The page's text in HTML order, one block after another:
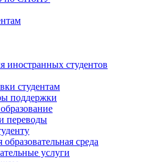
иностранных студентов
студентам
поддержки
переводы
среда
услуги